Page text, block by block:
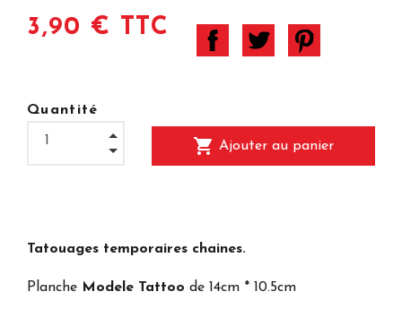
3,90 € TTC
Quantité
shopping_cart Ajouter au panier
Tatouages temporaires chaines.
Planche Modele Tattoo de 14cm * 10.5cm